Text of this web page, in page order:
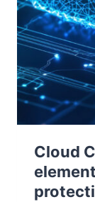
Cloud